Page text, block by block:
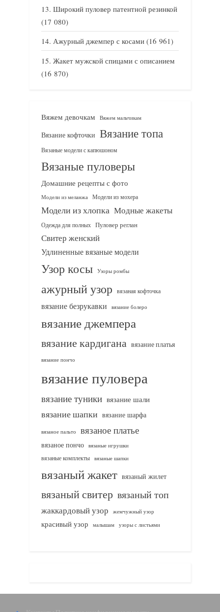
Широкий пуловер патентной резинкой
(17 080)
Ажурный джемпер с косами (16 961)
Жакет мужской спицами с описанием
(16 870)
Вяжем девочкам Вяжем мальчикам
Вязание кофточки Вязание топа
Вязаные модели с капюшоном
Вязаные пуловеры
Домашние рецепты с фото
Модели из меланжа Модели из мохера
Модели из хлопка Модные жакеты
Одежда для полных Пуловер реглан
Свитер женский
Удлиненные вязаные модели
Узор косы Узоры ромбы
ажурный узор вязаная кофточка
вязание безрукавки вязание болеро
вязание джемпера
вязание кардигана вязание платья
вязание пончо
вязание пуловера
вязание туники вязание шали
вязание шапки вязание шарфа
вязаное пальто вязаное платье
вязаное пончо вязаные игрушки
вязаные комплекты
вязаные шапки
вязаный жакет вязаный жилет
вязаный свитер вязаный топ
жаккардовый узор жемчужный узор
красивый узор малышам узоры с листьями